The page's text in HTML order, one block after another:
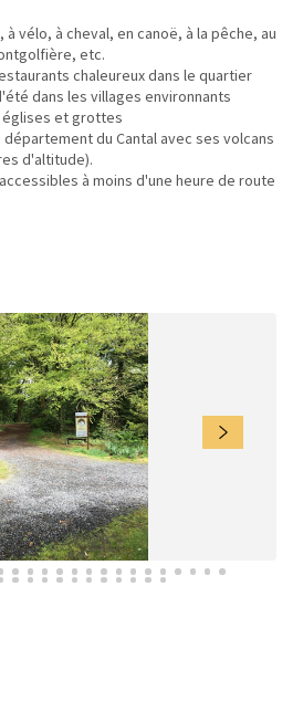
vélo, à cheval, en canoë, à la pêche, au
etc.
chaleureux dans le quartier
dans les villages environnants
églises et grottes
du Cantal avec ses volcans
d'altitude).
à moins d'une heure de route